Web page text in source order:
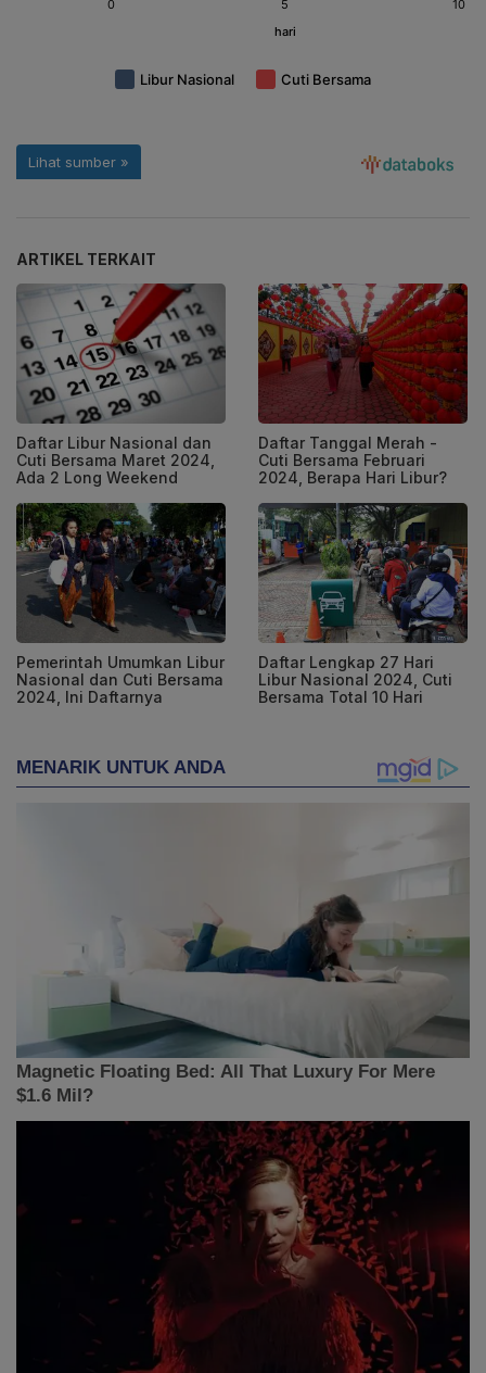
ARTIKEL TERKAIT
Daftar Libur Nasional dan
Cuti Bersama Maret 2024,
Ada 2 Long Weekend
Daftar Tanggal Merah -
Cuti Bersama Februari
2024, Berapa Hari Libur?
Pemerintah Umumkan Libur
Nasional dan Cuti Bersama
2024, Ini Daftarnya
Daftar Lengkap 27 Hari
Libur Nasional 2024, Cuti
Bersama Total 10 Hari